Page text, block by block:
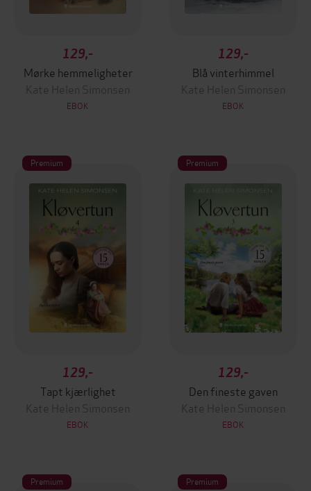
129,-
Mørke hemmeligheter
Kate Helen Simonsen
EBOK
129,-
Blå vinterhimmel
Kate Helen Simonsen
EBOK
Premium
129,-
Tapt kjærlighet
Kate Helen Simonsen
EBOK
Premium
129,-
Den fineste gaven
Kate Helen Simonsen
EBOK
Premium Premium